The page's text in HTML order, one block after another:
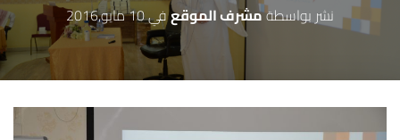
نشر بواسطةمشرف الموقعفي10 مايو,2016